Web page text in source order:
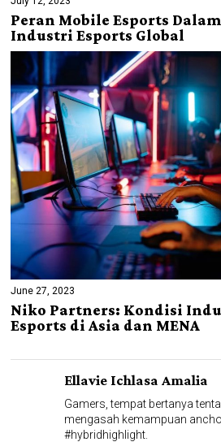
Peran Mobile Esports
Industri Esports Global
June 27, 2023
Niko Partners: Kondisi
Esports di Asia dan MENA
Ellavie Ichlasa Amalia
Gamers, tempat bertanya
mengasah kemampuan
#hybridhighlight.